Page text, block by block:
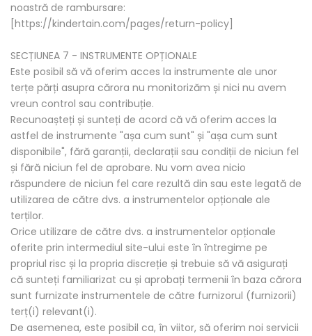
noastră de rambursare:
[https://kindertain.com/pages/return-policy]
SECȚIUNEA 7 - INSTRUMENTE OPȚIONALE
Este posibil să vă oferim acces la instrumente ale unor
terțe părți asupra cărora nu monitorizăm și nici nu avem
vreun control sau contribuție.
Recunoașteți și sunteți de acord că vă oferim acces la
astfel de instrumente "așa cum sunt" și "așa cum sunt
disponibile", fără garanții, declarații sau condiții de niciun fel
și fără niciun fel de aprobare. Nu vom avea nicio
răspundere de niciun fel care rezultă din sau este legată de
utilizarea de către dvs. a instrumentelor opționale ale
terților.
Orice utilizare de către dvs. a instrumentelor opționale
oferite prin intermediul site-ului este în întregime pe
propriul risc și la propria discreție și trebuie să vă asigurați
că sunteți familiarizat cu și aprobați termenii în baza cărora
sunt furnizate instrumentele de către furnizorul (furnizorii)
terț(i) relevant(i).
De asemenea, este posibil ca, în viitor, să oferim noi servicii